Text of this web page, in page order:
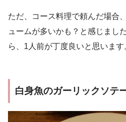
ただ、コース料理で頼んだ場合
ュームが多いかも？と感じまし
ら、1人前が丁度良いと思います
白身魚のガーリックソテ